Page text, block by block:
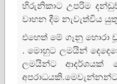
හිරුනිකාට උපරිම
වාහන දීම නැවැත්විය
එහෙත් මේ ගෑනු හොරා
. මොහුට​ ලමයින්
ලමයින්ට ආදර්ශයක්